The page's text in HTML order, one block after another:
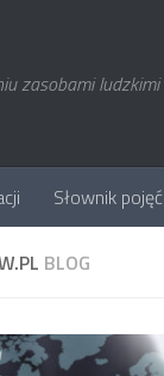
zasobami ludzkimi
Słownik pojęć
BLOG